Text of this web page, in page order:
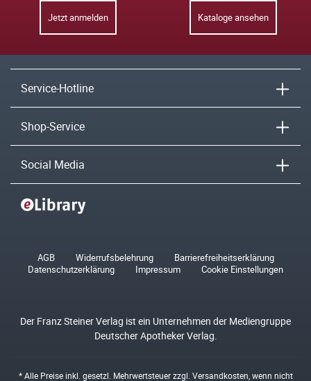
Jetzt anmelden Kataloge ansehen
Service-Hotline
Shop-Service
Social Media
AGB Widerrufsbelehrung
Barrierefreiheitserklärung
Datenschutzerklärung
Impressum Cookie Einstellungen
Der Franz Steiner Verlag ist ein Unternehmen der Mediengruppe
Deutscher Apotheker Verlag.
* Alle Preise inkl. gesetzl. Mehrwertsteuer zzgl. Versandkosten , wenn nicht